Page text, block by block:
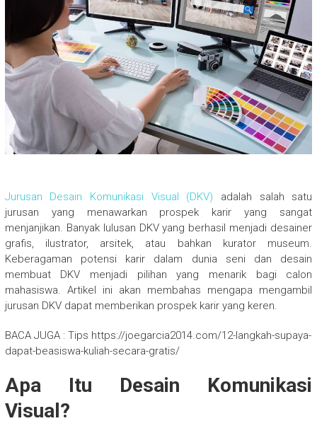
Jurusan Desain Komunikasi Visual (DKV) adalah salah satu
jurusan yang menawarkan prospek karir yang sangat
menjanjikan. Banyak lulusan DKV yang berhasil menjadi desainer
grafis, ilustrator, arsitek, atau bahkan kurator museum.
Keberagaman potensi karir dalam dunia seni dan desain
membuat DKV menjadi pilihan yang menarik bagi calon
mahasiswa. Artikel ini akan membahas mengapa mengambil
jurusan DKV dapat memberikan prospek karir yang keren.
BACA JUGA : Tips https://joegarcia2014.com/12-langkah-supaya-
dapat-beasiswa-kuliah-secara-gratis/
Apa Itu Desain Komunikasi
Visual?